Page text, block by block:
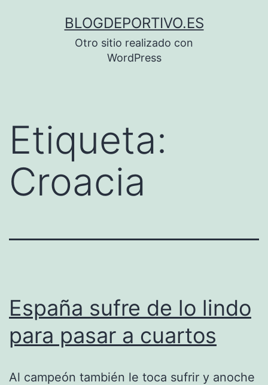
BLOGDEPORTIVO.ES
Otro sitio realizado con
WordPress
Etiqueta:
Croacia
España sufre de lo lindo
para pasar a cuartos
Al campeón también le toca sufrir y anoche